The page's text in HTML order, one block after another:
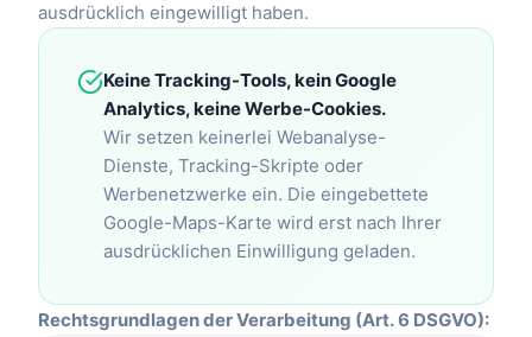
ausdrücklich eingewilligt haben.
Keine Tracking-Tools, kein Google
Analytics, keine Werbe-Cookies.
Wir setzen keinerlei Webanalyse-
Dienste, Tracking-Skripte oder
Werbenetzwerke ein. Die eingebettete
Google-Maps-Karte wird erst nach Ihrer
ausdrücklichen Einwilligung geladen.
Rechtsgrundlagen der Verarbeitung (Art. 6 DSGVO):